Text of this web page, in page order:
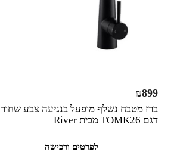
ברז מטבח נשלף מופעל בנגיעה צבע שחור
דגם TOMK26 מבית River
₪899
לפרטים ורכישה